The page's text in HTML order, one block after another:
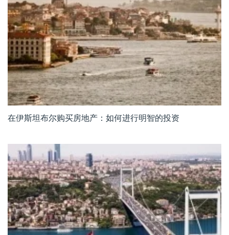
在伊斯坦布尔购买房地产：如何进行明智的投资